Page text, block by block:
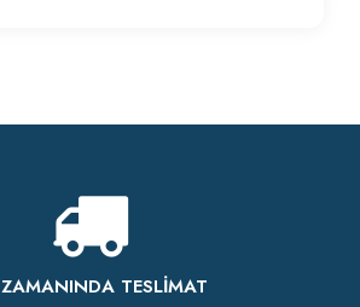
ZAMANINDA TESLIMAT